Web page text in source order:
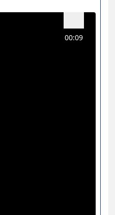
00:09